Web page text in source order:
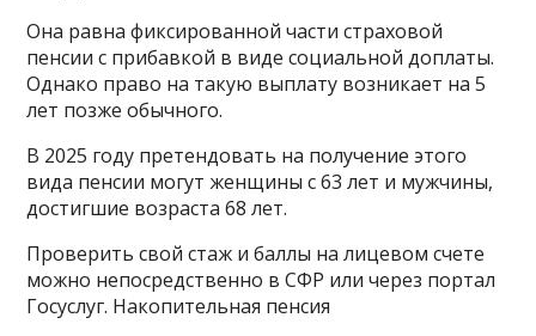
Она равна фиксированной части страховой
пенсии с прибавкой в виде социальной доплаты.
Однако право на такую выплату возникает на 5
лет позже обычного.
В 2025 году претендовать на получение этого
вида пенсии могут женщины с 63 лет и мужчины,
достигшие возраста 68 лет.
Проверить свой стаж и баллы на лицевом счете
можно непосредственно в СФР или через портал
Госуслуг. Накопительная пенсия